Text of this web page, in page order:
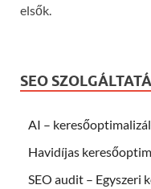
elsők.
SEO
AI –
Havidíjas
SEO audit – Egyszeri